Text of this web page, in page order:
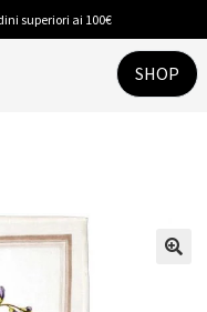
superiori ai 100€
SHOP